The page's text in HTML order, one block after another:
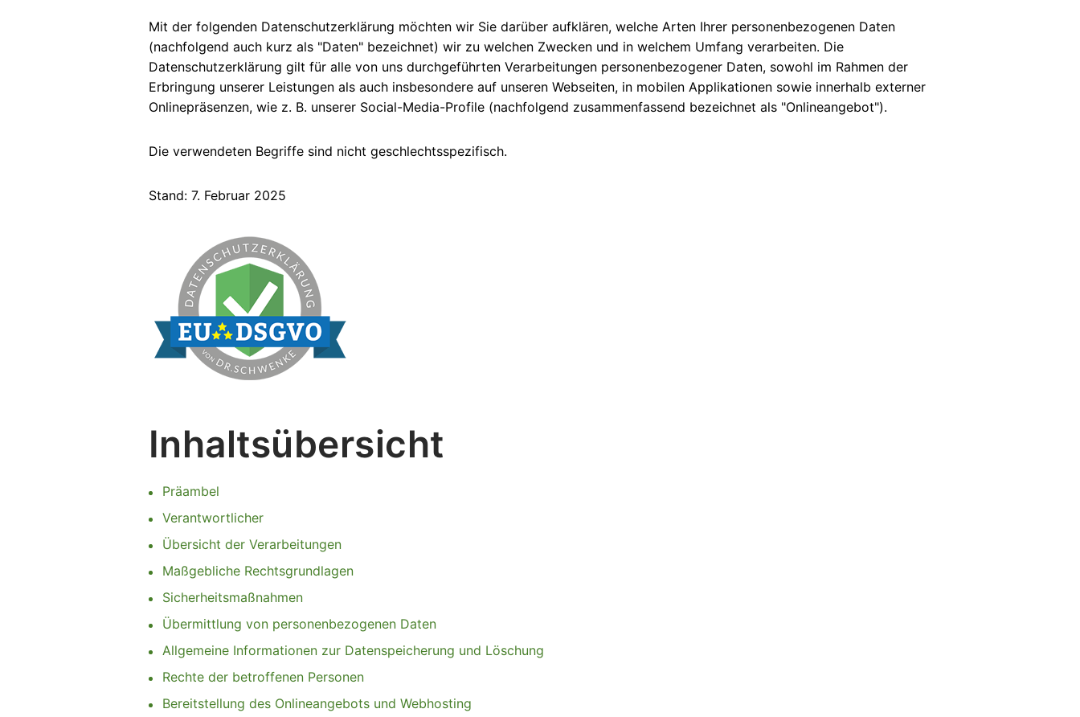
Mit der folgenden Datenschutzerklärung möchten wir Sie darüber aufklären, welche Arten Ihrer personenbezogenen Daten
(nachfolgend auch kurz als "Daten" bezeichnet) wir zu welchen Zwecken und in welchem Umfang verarbeiten. Die
Datenschutzerklärung gilt für alle von uns durchgeführten Verarbeitungen personenbezogener Daten, sowohl im Rahmen der
Erbringung unserer Leistungen als auch insbesondere auf unseren Webseiten, in mobilen Applikationen sowie innerhalb externer
Onlinepräsenzen, wie z. B. unserer Social-Media-Profile (nachfolgend zusammenfassend bezeichnet als "Onlineangebot").
Die verwendeten Begriffe sind nicht geschlechtsspezifisch.
Stand: 7. Februar 2025
Inhaltsübersicht
Präambel
Verantwortlicher
Übersicht der Verarbeitungen
Maßgebliche Rechtsgrundlagen
Sicherheitsmaßnahmen
Übermittlung von personenbezogenen Daten
Allgemeine Informationen zur Datenspeicherung und Löschung
Rechte der betroffenen Personen
Bereitstellung des Onlineangebots und Webhosting